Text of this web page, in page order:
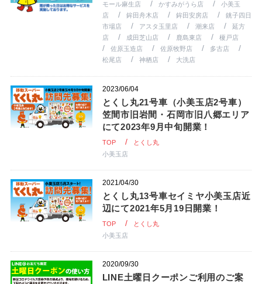
モール麻生店
かすみがうら店
小美玉
店
鉾田舟木店 鉾田安房店
銚子四日
市場店
アスタ玉里店 潮来店
延方
店
成田芝山店 鹿島東店
榎戸店
佐原玉造店
佐原牧野店
多古店
松尾店
神栖店 大洗店
2023/06/04
とくし丸21号車（小美玉店2号車）
笠間市旧岩間・石岡市旧八郷エリア
にて2023年9月中旬開業！
TOP
とくし丸
小美玉店
2021/04/30
とくし丸13号車セイミヤ小美玉店近
辺にて2021年5月19日開業！
TOP
とくし丸
小美玉店
2020/09/30
LINE土曜日クーポンご利用のご案